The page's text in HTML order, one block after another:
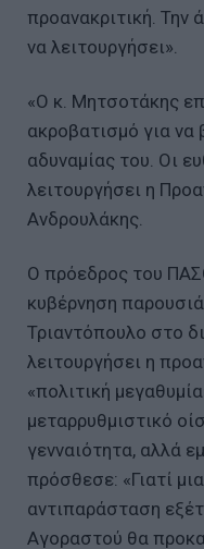
προανακριτική. Την
να λειτουργήσει».
«Ο κ. Μητσοτάκης
ακροβατισμό για να
αδυναμίας του. Οι
λειτουργήσει η
Ανδρουλάκης.
Ο πρόεδρος του
κυβέρνηση
Τριαντόπουλο στο
λειτουργήσει η
«πολιτική
μεταρρυθμιστικό
γενναιότητα, αλλά
πρόσθεσε: «Γιατί
αντιπαράσταση
Αγοραστού θα